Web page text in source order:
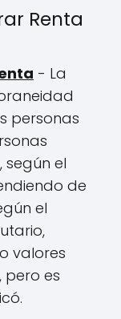
Renta
- La
personas
según el
de
el
valores
pero es